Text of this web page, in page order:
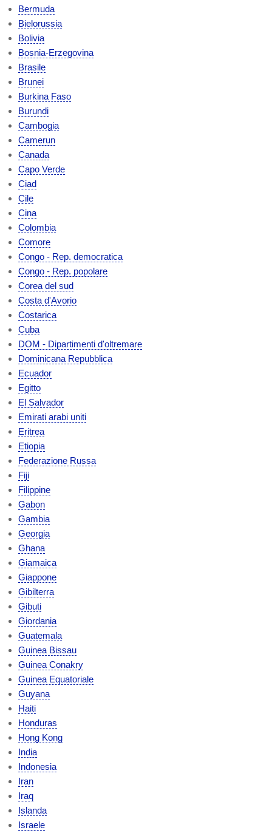
Bermuda
Bielorussia
Bolivia
Bosnia-Erzegovina
Brasile
Brunei
Burkina Faso
Burundi
Cambogia
Camerun
Canada
Capo Verde
Ciad
Cile
Cina
Colombia
Comore
Congo - Rep. democratica
Congo - Rep. popolare
Corea del sud
Costa d'Avorio
Costarica
Cuba
DOM - Dipartimenti d'oltremare
Dominicana Repubblica
Ecuador
Egitto
El Salvador
Emirati arabi uniti
Eritrea
Etiopia
Federazione Russa
Fiji
Filippine
Gabon
Gambia
Georgia
Ghana
Giamaica
Giappone
Gibilterra
Gibuti
Giordania
Guatemala
Guinea Bissau
Guinea Conakry
Guinea Equatoriale
Guyana
Haiti
Honduras
Hong Kong
India
Indonesia
Iran
Iraq
Islanda
Israele